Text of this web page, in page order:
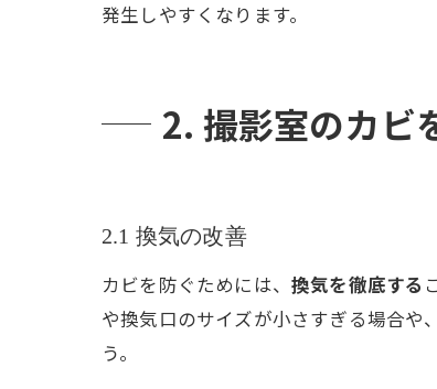
発生しやすくなります。
2. 撮影室のカビ
2.1 換気の改善
カビを防ぐためには、 換気を徹底する
や換気口のサイズが小さすぎる場合や
う。